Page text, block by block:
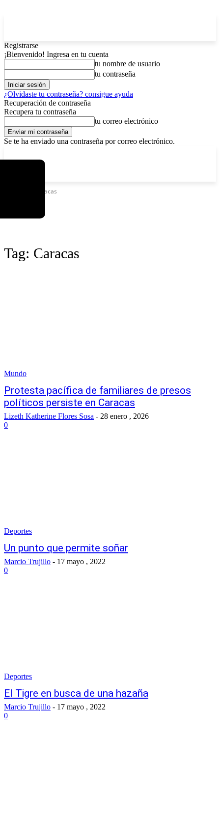
Registrarse
¡Bienvenido! Ingresa en tu cuenta
tu nombre de usuario
tu contraseña
¿Olvidaste tu contraseña? consigue ayuda
Recuperación de contraseña
Recupera tu contraseña
tu correo electrónico
Se te ha enviado una contraseña por correo electrónico.
Caracas
Tag: Caracas
Mundo
Protesta pacífica de familiares de presos
políticos persiste en Caracas
Lizeth Katherine Flores Sosa - 28 enero , 2026
0
Deportes
Un punto que permite soñar
Marcio Trujillo - 17 mayo , 2022
0
Deportes
El Tigre en busca de una hazaña
Marcio Trujillo - 17 mayo , 2022
0